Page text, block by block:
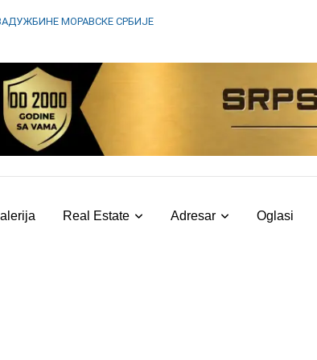
МОРАВСКЕ СРБИЈЕ
Real Estate Adresar Oglasi